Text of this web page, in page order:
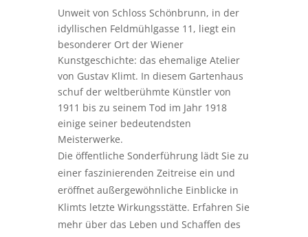
Unweit von Schloss Schönbrunn, in der
idyllischen Feldmühlgasse 11, liegt ein
besonderer Ort der Wiener
Kunstgeschichte: das ehemalige Atelier
von Gustav Klimt. In diesem Gartenhaus
schuf der weltberühmte Künstler von
1911 bis zu seinem Tod im Jahr 1918
einige seiner bedeutendsten
Meisterwerke.
Die öffentliche Sonderführung lädt Sie zu
einer faszinierenden Zeitreise ein und
eröffnet außergewöhnliche Einblicke in
Klimts letzte Wirkungsstätte. Erfahren Sie
mehr über das Leben und Schaffen des